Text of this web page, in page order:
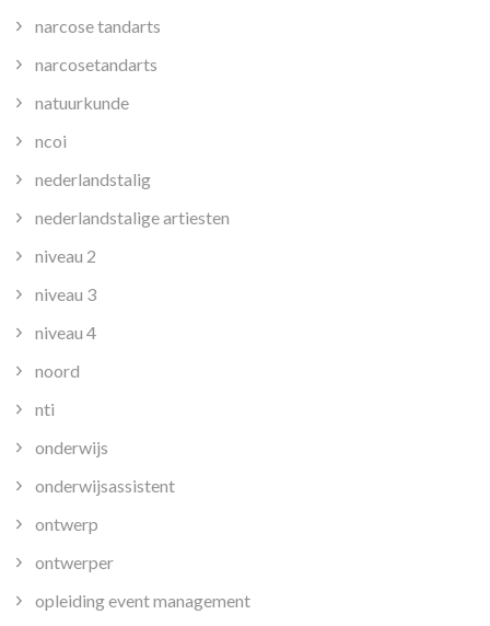
narcose tandarts
narcosetandarts
natuurkunde
ncoi
nederlandstalig
nederlandstalige artiesten
niveau 2
niveau 3
niveau 4
noord
nti
onderwijs
onderwijsassistent
ontwerp
ontwerper
opleiding event management